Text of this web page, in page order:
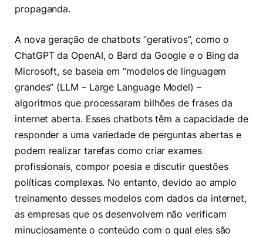
propaganda.
A nova geração de chatbots “gerativos”, como o
ChatGPT da OpenAI, o Bard da Google e o Bing da
Microsoft, se baseia em “modelos de linguagem
grandes” (LLM – Large Language Model) –
algoritmos que processaram bilhões de frases da
internet aberta. Esses chatbots têm a capacidade de
responder a uma variedade de perguntas abertas e
podem realizar tarefas como criar exames
profissionais, compor poesia e discutir questões
políticas complexas. No entanto, devido ao amplo
treinamento desses modelos com dados da internet,
as empresas que os desenvolvem não verificam
minuciosamente o conteúdo com o qual eles são